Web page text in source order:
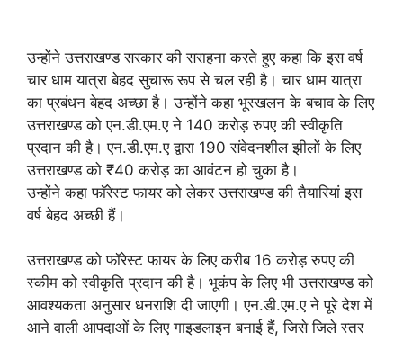
उन्होंने उत्तराखण्ड सरकार की सराहना करते हुए कहा कि इस वर्ष
चार धाम यात्रा बेहद सुचारू रूप से चल रही है। चार धाम यात्रा
का प्रबंधन बेहद अच्छा है। उन्होंने कहा भूस्खलन के बचाव के लिए
उत्तराखण्ड को एन.डी.एम.ए ने 140 करोड़ रुपए की स्वीकृति
प्रदान की है। एन.डी.एम.ए द्वारा 190 संवेदनशील झीलों के लिए
उत्तराखण्ड को ₹40 करोड़ का आवंटन हो चुका है।
उन्होंने कहा फॉरेस्ट फायर को लेकर उत्तराखण्ड की तैयारियां इस
वर्ष बेहद अच्छी हैं।
उत्तराखण्ड को फॉरेस्ट फायर के लिए करीब 16 करोड़ रुपए की
स्कीम को स्वीकृति प्रदान की है। भूकंप के लिए भी उत्तराखण्ड को
आवश्यकता अनुसार धनराशि दी जाएगी। एन.डी.एम.ए ने पूरे देश में
आने वाली आपदाओं के लिए गाइडलाइन बनाई हैं, जिसे जिले स्तर